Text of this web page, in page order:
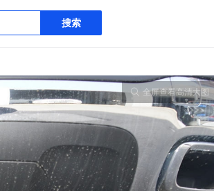
搜索
全屏查看高清大图